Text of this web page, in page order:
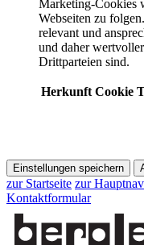
Marketing-Cookies
Webseiten zu
relevant und
und daher
Drittparteien sind.
Herkunft Cookie
Einstellungen speichern
zur Startseite zur
Kontaktformular